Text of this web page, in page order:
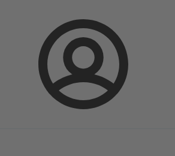
Prijava
proizvoda ECOLINE PTF 150-600